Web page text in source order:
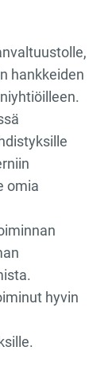
hankkeiden
omia
hyvin